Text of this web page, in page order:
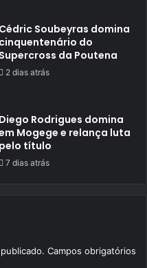
Cédric Soubeyras domina
cinquentenário do
Supercross da Poutena
2 dias atrás
Diego Rodrigues domina
Mogege e relança luta
pelo título
7 dias atrás
Campos obrigatórios